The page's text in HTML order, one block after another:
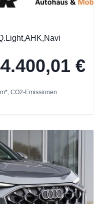
€
CO2-Emissionen